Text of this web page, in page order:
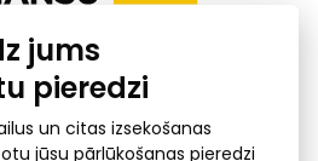
jums
pieredzi
un citas izsekošanas
jūsu pārlūkošanas pieredzi